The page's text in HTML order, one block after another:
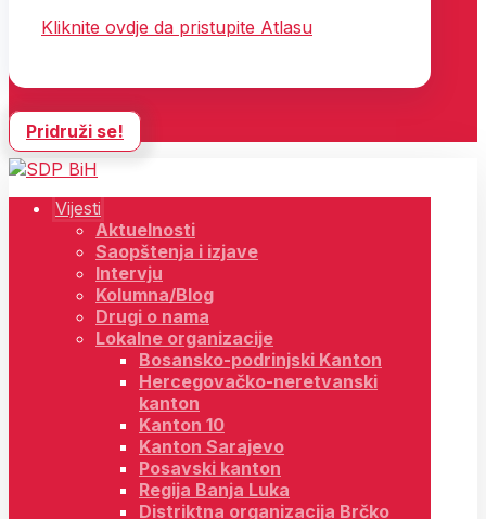
Kliknite ovdje da pristupite Atlasu
Pridruži se!
Vijesti
Aktuelnosti
Saopštenja i izjave
Intervju
Kolumna/Blog
Drugi o nama
Lokalne organizacije
Bosansko-podrinjski Kanton
Hercegovačko-neretvanski
kanton
Kanton 10
Kanton Sarajevo
Posavski kanton
Regija Banja Luka
Distriktna organizacija Brčko